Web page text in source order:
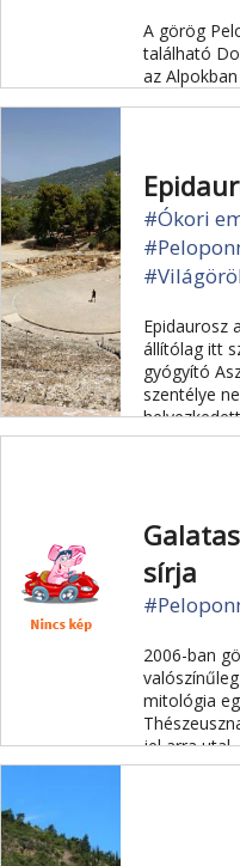
A görög
található
az
#Ókori
Epidaurosz
állítólag itt
gyógyító
szentélye
is, amelyet
sírja
2006-ban
mitológia
jel arra utal,